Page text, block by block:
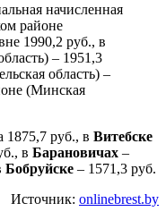
начисленная
районе
1990,2 руб., в
– 1951,3
область) –
(Минская
1875,7 руб., в Витебске
в Барановичах –
Бобруйске – 1571,3 руб.
Источник: onlinebrest.by